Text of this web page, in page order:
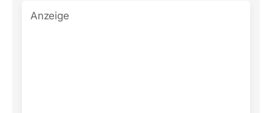
Anzeige